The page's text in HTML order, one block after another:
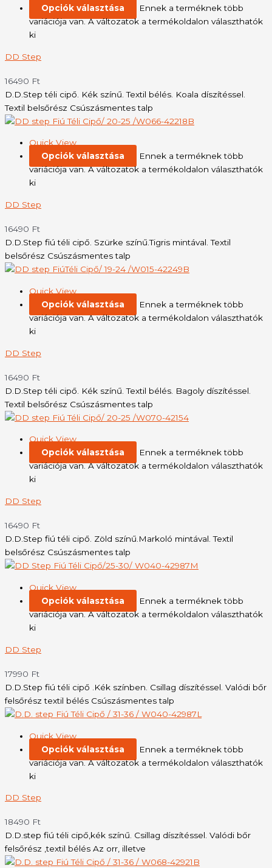
Opciók választása
Ennek a terméknek több
variációja van. A változatok a termékoldalon választhatók
ki
DD Step
16490 Ft
D.D.Step téli cipő. Kék színű. Textil bélés. Koala díszítéssel.
Textil belsőrész Csúszásmentes talp
Quick View
Opciók választása
Ennek a terméknek több
variációja van. A változatok a termékoldalon választhatók
ki
DD Step
16490 Ft
D.D.Step fiú téli cipő. Szürke színű.Tigris mintával. Textil
belsőrész Csúszásmentes talp
Quick View
Opciók választása
Ennek a terméknek több
variációja van. A változatok a termékoldalon választhatók
ki
DD Step
16490 Ft
D.D.Step téli cipő. Kék színű. Textil bélés. Bagoly díszítéssel.
Textil belsőrész Csúszásmentes talp
Quick View
Opciók választása
Ennek a terméknek több
variációja van. A változatok a termékoldalon választhatók
ki
DD Step
16490 Ft
D.D.Step fiú téli cipő. Zöld színű.Markoló mintával. Textil
belsőrész Csúszásmentes talp
Quick View
Opciók választása
Ennek a terméknek több
variációja van. A változatok a termékoldalon választhatók
ki
DD Step
17990 Ft
D.D.Step fiú téli cipő .Kék színben. Csillag díszítéssel. Valódi bőr
felsőrész textil bélés Csúszásmentes talp
Quick View
Opciók választása
Ennek a terméknek több
variációja van. A változatok a termékoldalon választhatók
ki
DD Step
18490 Ft
D.D.step fiú téli cipő,kék színű. Csillag díszítéssel. Valódi bőr
felsőrész ,textil bélés Az orr, illetve